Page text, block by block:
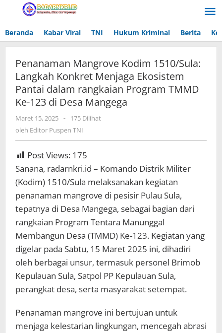
Lewati
Beranda Kabar Viral TNI Hukum Kriminal Berita
Penanaman Mangrove Kodim 1510/Sula:
Langkah Konkret Menjaga Ekosistem
Pantai dalam rangkaian Program TMMD
Ke-123 di Desa Mangega
Maret 15, 2025 oleh
Editor
-
175 Dilihat
oleh Editor Puspen TNI
Post Views: 175
Sanana, radarnkri.id – Komando Distrik Militer
(Kodim) 1510/Sula melaksanakan kegiatan
penanaman mangrove di pesisir Pulau Sula,
tepatnya di Desa Mangega, sebagai bagian dari
rangkaian Program Tentara Manunggal
Membangun Desa (TMMD) Ke-123. Kegiatan yang
digelar pada Sabtu, 15 Maret 2025 ini, dihadiri
oleh berbagai unsur, termasuk personel Brimob
Kepulauan Sula, Satpol PP Kepulauan Sula,
perangkat desa, serta masyarakat setempat.
Penanaman mangrove ini bertujuan untuk
menjaga kelestarian lingkungan, mencegah abrasi